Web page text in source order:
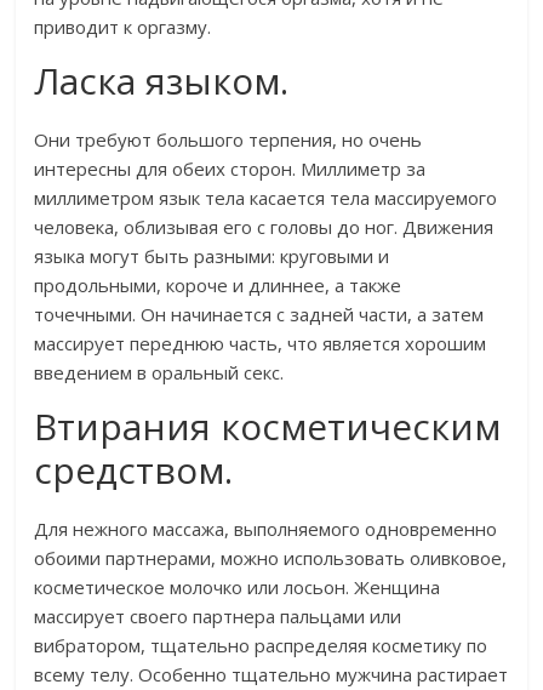
приводит к оргазму.
Ласка языком.
Они требуют большого терпения, но очень
интересны для обеих сторон. Миллиметр за
миллиметром язык тела касается тела массируемого
человека, облизывая его с головы до ног. Движения
языка могут быть разными: круговыми и
продольными, короче и длиннее, а также
точечными. Он начинается с задней части, а затем
массирует переднюю часть, что является хорошим
введением в оральный секс.
Втирания косметическим
средством.
Для нежного массажа, выполняемого одновременно
обоими партнерами, можно использовать оливковое,
косметическое молочко или лосьон. Женщина
массирует своего партнера пальцами или
вибратором, тщательно распределяя косметику по
всему телу. Особенно тщательно мужчина растирает